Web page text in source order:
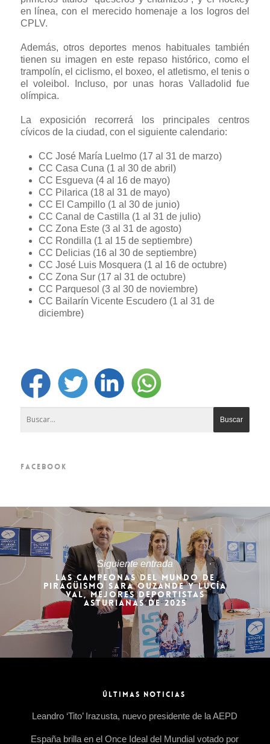
en línea, con el merecido homenaje a los logros del
CPLV.
Además, otros deportes menos habituales también
tienen su imagen en este repaso histórico, como el
trampolín, el ciclismo, el boxeo, el atletismo, el tenis o
el voleibol. Incluso, por unas horas Valladolid fue
olímpica.
La exposición recorrerá los principales centros
cívicos de la ciudad, con el siguiente calendario:
CC José María Luelmo (17 al 31 de marzo)
CC Casa Cuna (1 al 30 de abril)
CC Esgueva (4 al 16 de mayo)
CC Pilarica (18 al 31 de mayo)
CC El Campillo (1 al 30 de junio)
CC Canal de Castilla (1 al 31 de julio)
CC Zona Este (3 al 31 de agosto)
CC Rondilla (1 al 15 de septiembre)
CC Delicias (16 al 30 de septiembre)
CC José Luis Mosquera (1 al 16 de octubre)
CC Zona Sur (17 al 31 de octubre)
CC Parquesol (3 al 30 de noviembre)
CC Bailarín Vicente Escudero (1 al 31 de
diciembre)
FACEBOOK
Siguiente entrada
LAS CAMPEONAS DEL MUNDO DE
PIRAGÜISMO SARA OUZANDE Y LUCÍA
VAL, MEJORES DEPORTISTAS
ASTURIANAS DE 2025
ÚLTIMAS NOTICIAS
Leandro ‘Tito’ Irazusta, nuevo presidente de la AEPD
España brilla en el Once Ideal del Mundial votado por